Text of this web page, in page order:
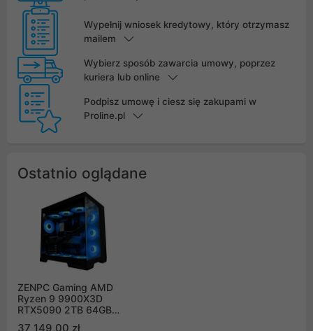
Wypełnij wniosek kredytowy, który otrzymasz
mailem
Wybierz sposób zawarcia umowy, poprzez
kuriera lub online
Podpisz umowę i ciesz się zakupami w
Proline.pl
Ostatnio oglądane
ZENPC Gaming AMD
Ryzen 9 9900X3D
RTX5090 2TB 64GB
37 149,00 zł